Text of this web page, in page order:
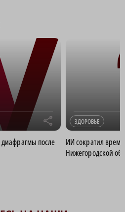
r
после
ЗДОРОВЬЕ
ИИ сократил
Нижегородской